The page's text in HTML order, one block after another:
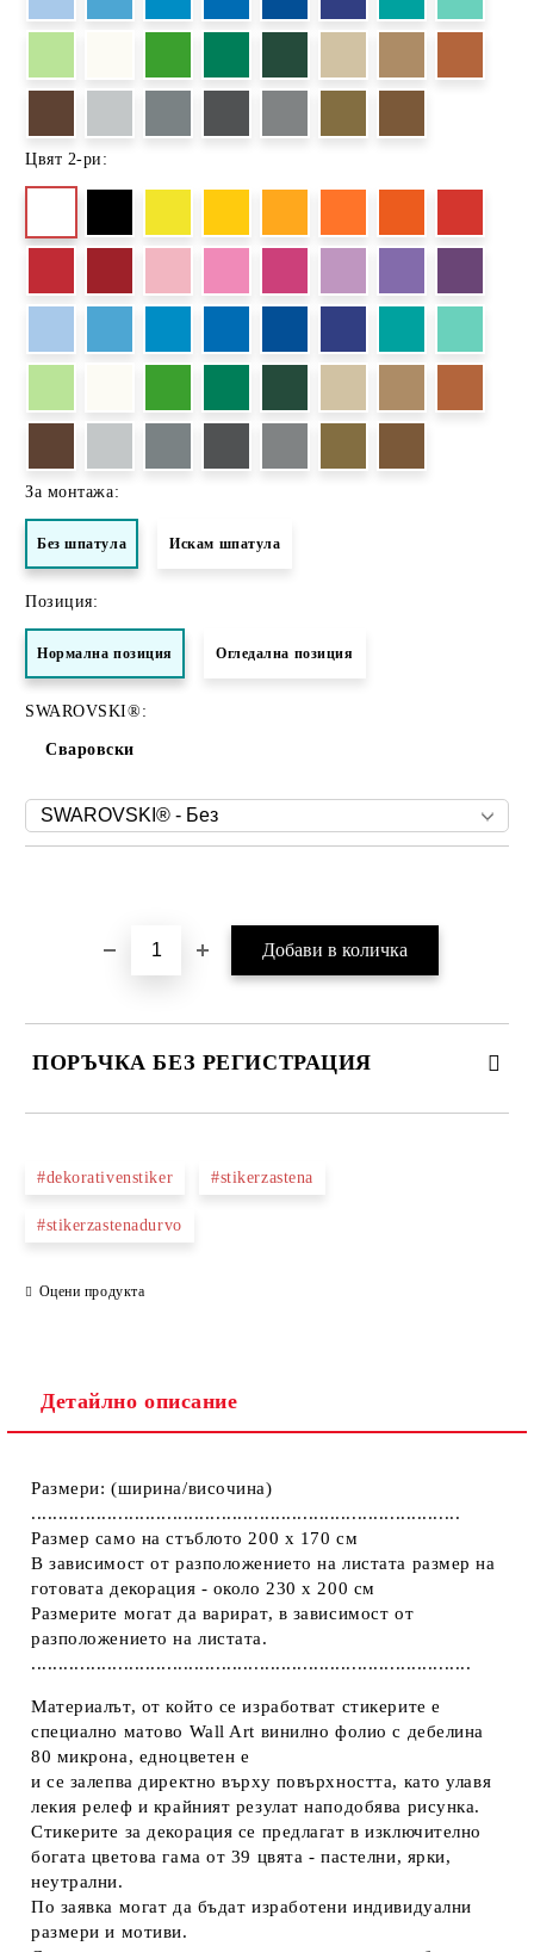
Цвят 2-ри:
За монтажа:
Без шпатула Искам шпатула
Позиция:
Нормалнa позиция Огледална позиция
SWAROVSKI®:
Сваровски
ПОРЪЧКА БЕЗ РЕГИСТРАЦИЯ
#dekorativenstiker #stikerzastena
#stikerzastenadurvo
Оцени продукта
Детайлно описание
Размери: (ширина/височина)
...............................................................................
Размер само на стъблото 200 х 170 см
В зависимост от разположението на листата размер на
готовата декорация - около 230 х 200 см
Размерите могат да варират, в зависимост от
разположението на листата.
.................................................................................
Материалът, от който се изработват стикерите е
специално матово Wall Art винилно фолио с дебелина
80 микрона, едноцветен е
и се залепва директно върху повърхността, като улавя
лекия релеф и крайният резулат наподобява рисунка.
Стикерите за декорация се предлагат в изключително
богата цветова гама от 39 цвята - пастелни, ярки,
неутрални.
По заявка могат да бъдат изработени индивидуални
размери и мотиви.